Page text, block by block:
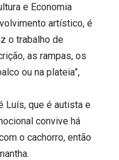
e Economia
artístico, é
o trabalho de
as rampas, os
ou na plateia”,
Luís, que é autista e
convive há
o cachorro, então